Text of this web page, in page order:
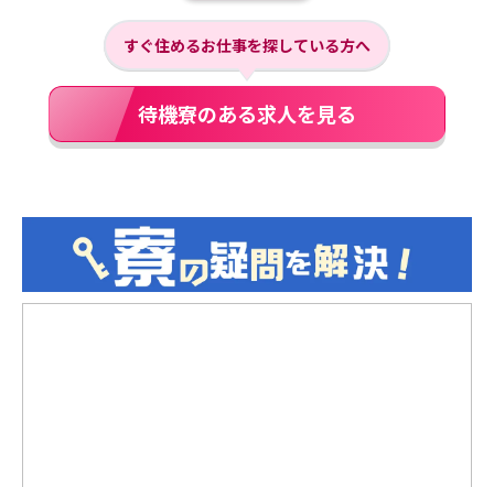
すぐ住めるお仕事を探している方へ
待機寮のある求人を見る